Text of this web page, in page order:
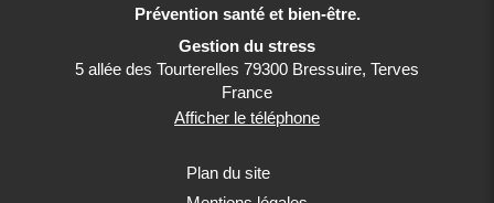
Prévention santé et bien-être.
Gestion du stress
5 allée des Tourterelles 79300 Bressuire, Terves
France
Afficher le téléphone
Plan du site